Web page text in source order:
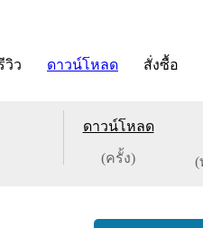
วิว ดาวน์โหลด สั่งซื้อ
ดาวน์โหลด
(ครั้ง) (